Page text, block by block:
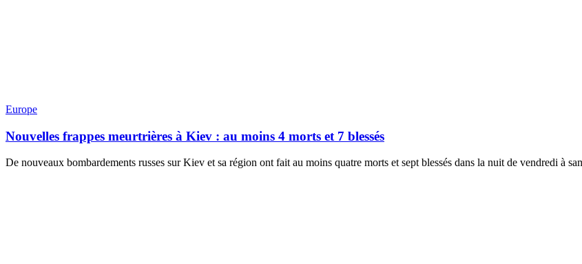
Europe
Nouvelles frappes meurtrières à Kiev : au moins 4 morts et 7 blessés
De nouveaux bombardements russes sur Kiev et sa région ont fait au moins quatre morts et sept blessés dans la nuit de vendredi à